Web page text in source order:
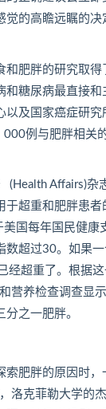
觉的高瞻远瞩的
和肥胖的研究取得
和糖尿病最直接和
以及国家癌症研
例与肥胖相关
(Health Affairs)杂
于超重和肥胖患者
国每年国民健康
数超过30。如果
经超重了。根据
营养检查调查显
之一肥胖。
索肥胖的原因时，
洛克菲勒大学的